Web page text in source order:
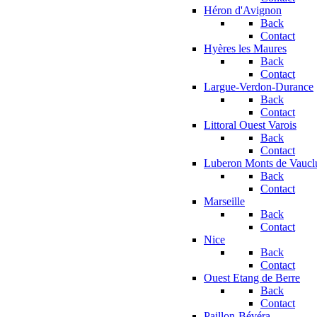
Héron d'Avignon
Back
Contact
Hyères les Maures
Back
Contact
Largue-Verdon-Durance
Back
Contact
Littoral Ouest Varois
Back
Contact
Luberon Monts de
Back
Contact
Marseille
Back
Contact
Nice
Back
Contact
Ouest Etang de Berre
Back
Contact